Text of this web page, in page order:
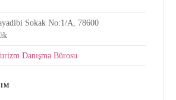
Sokak No:1/A, 78600
Danışma Bürosu